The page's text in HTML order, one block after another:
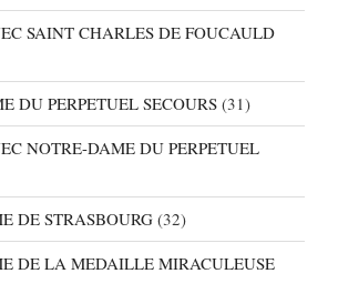
SAINT CHARLES DE FOUCAULD
DU PERPETUEL SECOURS (31)
NOTRE-DAME DU PERPETUEL
DE STRASBOURG(32)
DE LA MEDAILLE MIRACULEUSE